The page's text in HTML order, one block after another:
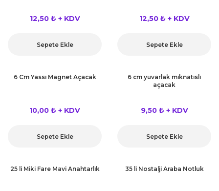
12,50 ₺ + KDV
Sepete Ekle
12,50 ₺ + KDV
Sepete Ekle
6 Cm Yassı Magnet Açacak
10,00 ₺ + KDV
Sepete Ekle
6 cm yuvarlak mıknatıslı
açacak
9,50 ₺ + KDV
Sepete Ekle
25 li Miki Fare Mavi Anahtarlık 35 li Nostalji Araba Notluk